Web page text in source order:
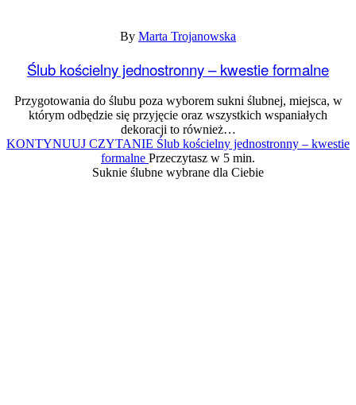
By Marta Trojanowska
Ślub kościelny jednostronny – kwestie formalne
Przygotowania do ślubu poza wyborem sukni ślubnej, miejsca, w
którym odbędzie się przyjęcie oraz wszystkich wspaniałych
dekoracji to również…
KONTYNUUJ CZYTANIE Ślub kościelny jednostronny – kwestie
formalne Przeczytasz w 5 min.
Suknie ślubne wybrane dla Ciebie